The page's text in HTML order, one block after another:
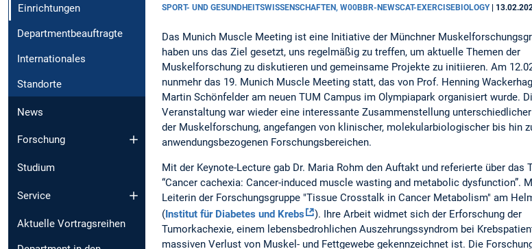
Einrichtungen
Departmentbeauftragte
Internationales
Standorte
News
Forschung
Studium
Service
Aktuelle Vortragsreihen
SPORT- UND GESUNDHEITSWISSENSCHAFTEN, W00BBR-NEWSCAT-EXERCISEBIOLOGY |
Das Munich Muscle Meeting ist eine Initiative der Münchner
haben uns das Ziel gesetzt, uns regelmäßig zu treffen, um aktuelle Themen der
Muskelforschung zu diskutieren und gemeinsame Projekte zu initiieren. Am
nunmehr das 19. Munich Muscle Meeting statt, das von Prof. Henning
Martin Schönfelder am neuen TUM Campus im Olympiapark organisiert wurde.
Veranstaltung war wieder eine interessante Zusammenstellung
der Muskelforschung, angefangen von klinischer, molekularbiologischer bis hin
anwendungsbezogenen Forschungsbereichen.
Mit der Keynote-Lecture gab Dr. Maria Rohm den Auftakt und referierte über das
“Cancer cachexia: Cancer-induced muscle wasting and metabolic dysfunction”.
Leiterin der Forschungsgruppe "Tissue Crosstalk in Cancer Metabolism" am
(Institut für Diabetes und Krebs
). Ihre Arbeit widmet sich der Erforschung der
Tumorkachexie, einem lebensbedrohlichen Auszehrungssyndrom bei
massiven Verlust von Muskel- und Fettgewebe gekennzeichnet ist. Die